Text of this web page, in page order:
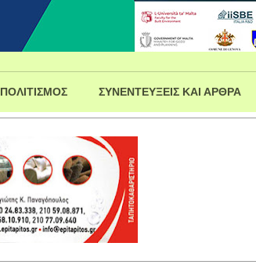
ΠΟΛΙΤΙΣΜΟΣ ΣΥΝΕΝΤΕΥΞΕΙΣ ΚΑΙ ΑΡΘΡΑ